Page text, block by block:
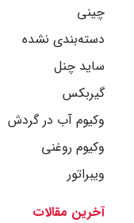
چینی
دسته‌بندی نشده
ساید چنل
گیربکس
وکیوم آب در گردش
وکیوم روغنی
ویبراتور
آخرین مقالات